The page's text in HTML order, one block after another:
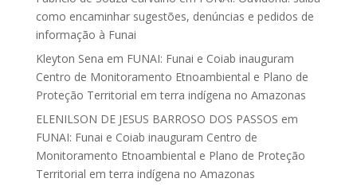
como encaminhar sugestões, denúncias e pedidos de
informação à Funai
Kleyton Sena em FUNAI: Funai e Coiab inauguram
Centro de Monitoramento Etnoambiental e Plano de
Proteção Territorial em terra indígena no Amazonas
ELENILSON DE JESUS BARROSO DOS PASSOS em
FUNAI: Funai e Coiab inauguram Centro de
Monitoramento Etnoambiental e Plano de Proteção
Territorial em terra indígena no Amazonas